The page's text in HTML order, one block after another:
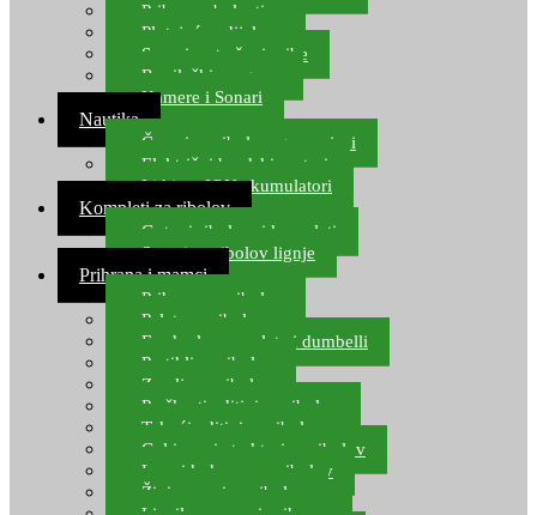
Pribor za bolentino
Plutajuća odijela
Sonari za traženje ribe
Ronilački program
Kamere i Sonari
Nautika
Čamci za ribolov, gumenjaci
Električni brodski motori
Lithium ION akumulatori
Kompleti za ribolov
Gotovi ribolovni kompleti
Setovi za ribolov lignje
Prihrana i mamci
Prihrana za ribolov
Pelete za ribolov
Feeder lovne pelete i dumbelli
Partikli za ribolov
Zemlja za ribolov
Praškasti aditivi za ribolov
Tekući aditivi za ribolov
Gel i sprej atraktori za ribolov
Lovni kukuruz za ribolov
Živi mamci za ribolov